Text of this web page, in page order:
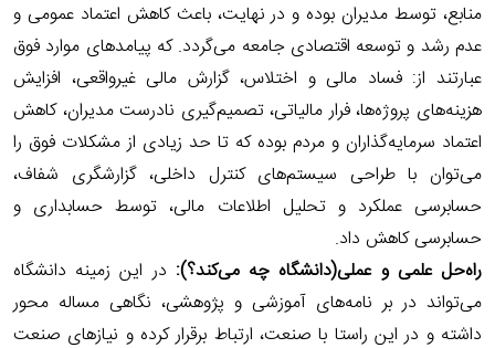
منابع، توسط مدیران بوده و در نهایت، باعث کاهش اعتماد عمومی و
عدم رشد و توسعه اقتصادی جامعه می‌گردد. که پیامد‌های موارد فوق
عبارتند از: فساد مالی و اختلاس، گزارش مالی غیرواقعی، افزایش
هزینه‌های پروژه‌ها، فرار مالیاتی، تصمیم‌گیری نادرست مدیران، کاهش
اعتماد سرمایه‌گذاران و مردم بوده که تا حد زیادی از مشکلات فوق را
می‌توان با طراحی سیستم‌های کنترل داخلی، گزارشگری شفاف،
حسابرسی عملکرد و تحلیل اطلاعات مالی، توسط حسابداری و
حسابرسی کاهش داد.
راه‌حل علمی و عملی(دانشگاه چه می‌کند؟): در این زمینه دانشگاه
می‌تواند در بر نامه‌های آموزشی و پژوهشی، نگاهی مساله محور
داشته و در این راستا با صنعت، ارتباط برقرار کرده و نیازهای صنعت